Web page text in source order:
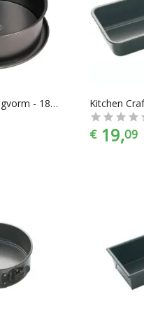
Dr. Oetker Springvorm - 18 cm
€ 19,09